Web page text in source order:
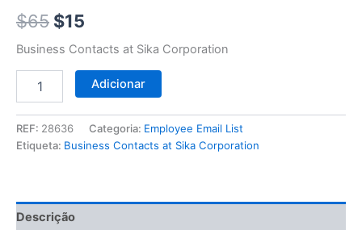
$65 $15
Business Contacts at Sika Corporation
Adicionar
REF: 28636 Categoria: Employee Email List
Etiqueta: Business Contacts at Sika Corporation
Descrição